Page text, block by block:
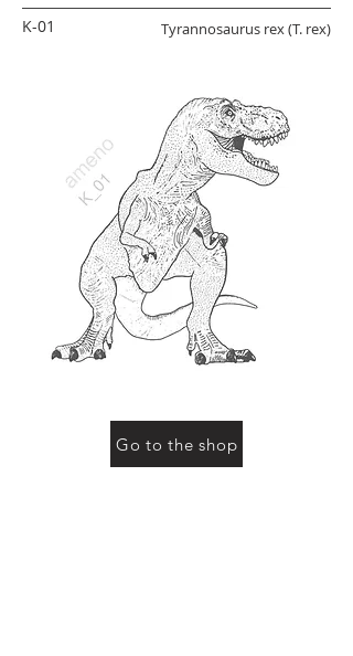
K-01 Tyrannosaurus rex (T. rex)
Go to the shop